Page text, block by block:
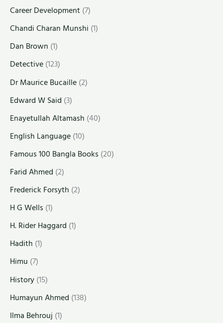
Career Development(7)
Chandi Charan Munshi (1)
Dan Brown (1)
Detective(123)
Dr Maurice Bucaille(2)
Edward W Said (3)
Enayetullah Altamash (40)
English Language(10)
Famous 100 Bangla Books (20)
Farid Ahmed (2)
Frederick Forsyth (2)
H G Wells (1)
H. Rider Haggard (1)
Hadith (1)
Himu (7)
History(15)
Humayun Ahmed (138)
Ilma Behrouj (1)